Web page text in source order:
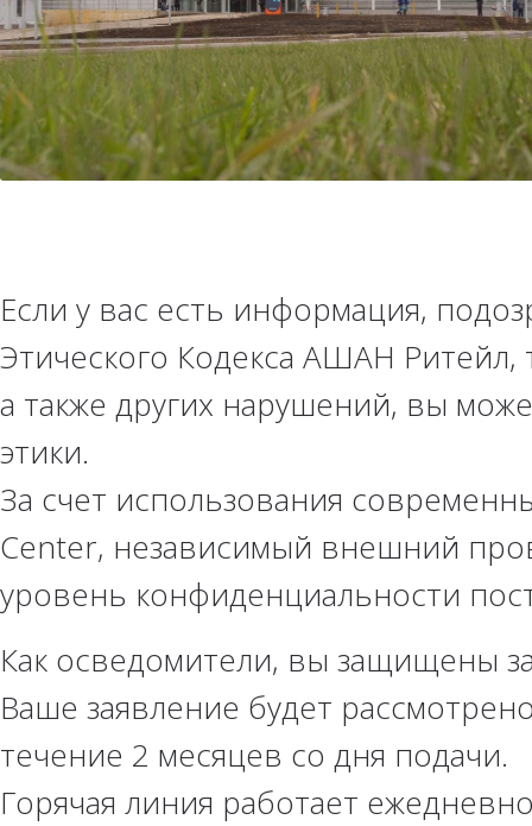
Если у вас есть информация,
Этического Кодекса АШАН Ритейл,
а также других нарушений, вы
этики.
За счет использования
Center, независимый внешний
уровень конфиденциальности
Как осведомители, вы защищены
Ваше заявление будет
течение 2 месяцев со дня подачи.
Горячая линия работает